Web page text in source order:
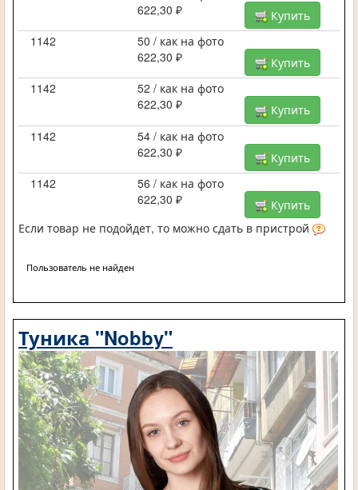
622,30 ₽
Купить
1142
50 / как на фото
622,30 ₽
Купить
1142
52 / как на фото
622,30 ₽
Купить
1142
54 / как на фото
622,30 ₽
Купить
1142
56 / как на фото
622,30 ₽
Купить
Если товар не подойдет, то можно сдать в пристрой
Пользователь не найден
Туника "Nobby"